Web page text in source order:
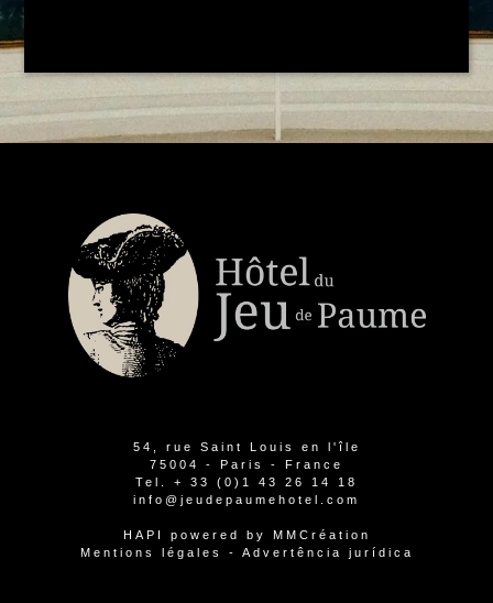
54, rue Saint Louis en l'île
75004 - Paris - France
Tel. + 33 (0)1 43 26 14 18
info@jeudepaumehotel.com
HAPI powered by
MMCréation
Mentions légales
- Advertência jurídica